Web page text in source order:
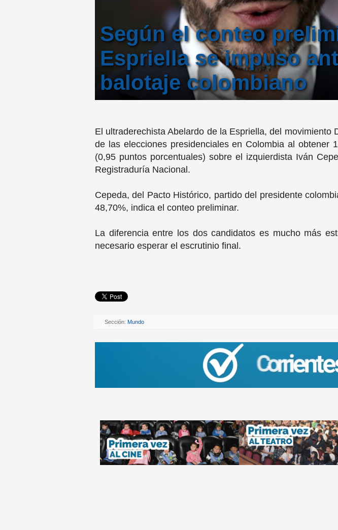
Según el conteo
Espriella se impuso
balotaje colombiano
El ultraderechista Abelardo de la Espriella, del
de las elecciones presidenciales en Colombia al obtener
(0,95 puntos porcentuales) sobre el izquierdista Iván
Registraduría Nacional.
Cepeda, del Pacto Histórico, partido del presidente
48,70%, indica el conteo preliminar.
La diferencia entre los dos candidatos es mucho más
necesario esperar el escrutinio final.
Sección: Mundo